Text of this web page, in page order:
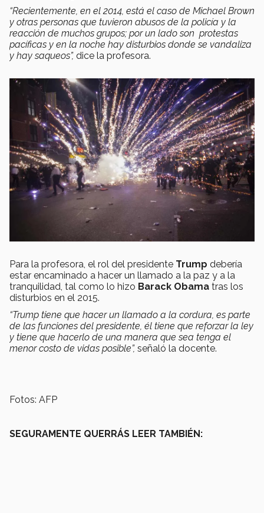
“Recientemente, en el 2014, está el caso de Michael Brown
y otras personas que tuvieron abusos de la policía y la
reacción de muchos grupos; por un lado son protestas
pacíficas y en la noche hay disturbios donde se vandaliza
y hay saqueos”, dice la profesora.
Para la profesora, el rol del presidente Trump debería
estar encaminado a hacer un llamado a la paz y a la
tranquilidad, tal como lo hizo Barack Obama tras los
disturbios en el 2015.
“Trump tiene que hacer un llamado a la cordura, es parte
de las funciones del presidente, él tiene que reforzar la ley
y tiene que hacerlo de una manera que sea tenga el
menor costo de vidas posible”, señaló la docente.
Fotos: AFP
SEGURAMENTE QUERRÁS LEER TAMBIÉN: